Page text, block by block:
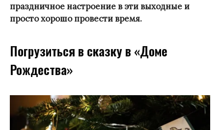
праздничное настроение в эти выходные и
просто хорошо провести время.
Погрузиться в сказку в «Доме
Рождества»